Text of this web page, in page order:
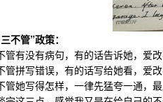
不管”政策：
有没有病句，有的话告诉她，爱改
拼写错误，有的话写给她看，爱改
她写得怎样，一律先猛夸一通，最